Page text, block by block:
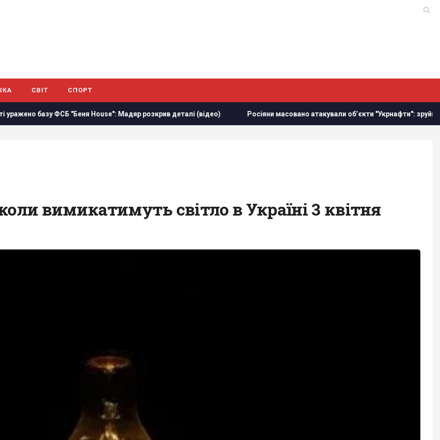
СВІТ СПОРТ
базу ФСБ "Беня House": Мадяр розкрив деталі (відео) Росіяни масовано атакували обʼєкти "Укрнафти": зруйновано
вимикатимуть світло в Україні 3 квітня